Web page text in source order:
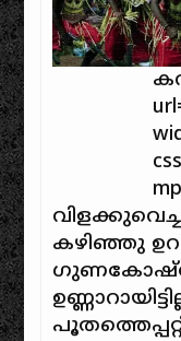
കഴിഞ്ഞു